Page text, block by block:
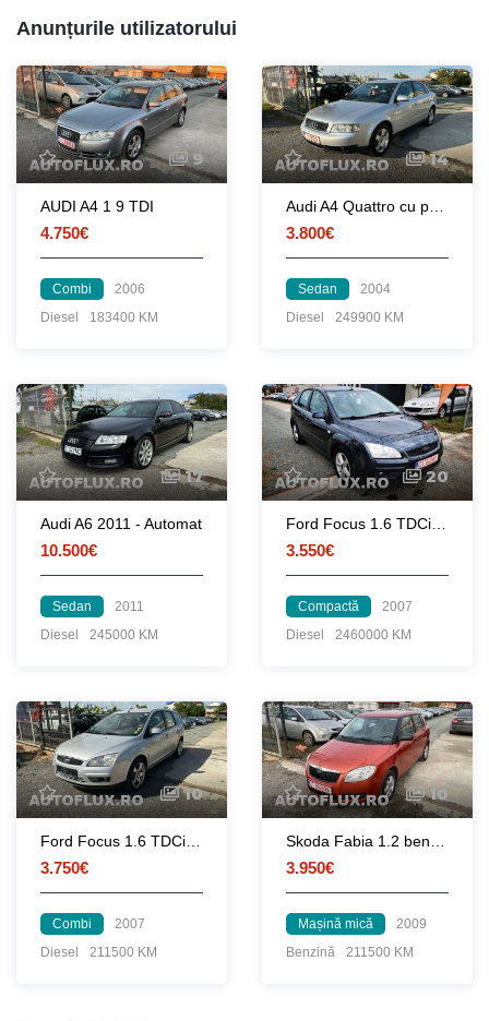
Anunțurile utilizatorului
9
AUDI A4 1 9 TDI
4.750€
Combi
2006
Diesel
183400 KM
14
3.800€
Sedan
2004
Diesel
249900 KM
17
Audi A6 2011 - Automat
10.500€
Sedan
2011
Diesel
245000 KM
20
3.550€
Compactă
2007
Diesel
2460000 KM
10
3.750€
Combi
2007
Diesel
211500 KM
10
3.950€
Mașină mică
2009
Benzină
211500 KM